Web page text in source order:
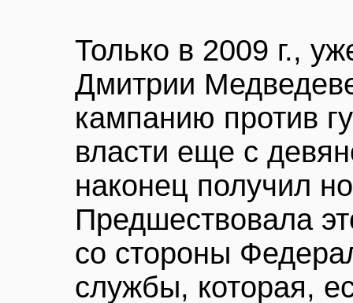
Только в 2009 г.,
Дмитрии
кампанию против
власти еще с
наконец получил
Предшествовала
со стороны
службы, которая,